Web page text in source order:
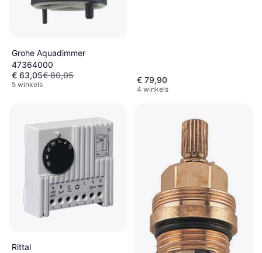
Grohe Aquadimmer
47364000
€ 63,05€ 80,05
5 winkels € 79,90
4 winkels
Rittal